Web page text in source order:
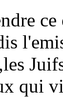
ce
qui